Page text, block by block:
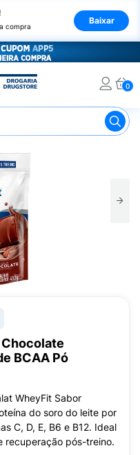
compra
Baixar
0
Suplementos Esportivos
BCAA Pó
WheyFit Sabor
do soro do leite por
C, D, E, B6 e B12. Ideal
recuperação pós-treino.